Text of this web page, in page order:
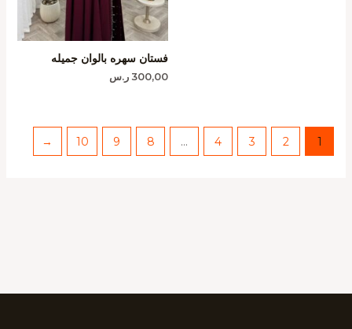
فستان سهره بالوان جميله
300,00 ر.س
1
2
3
4
…
8
9
10
←